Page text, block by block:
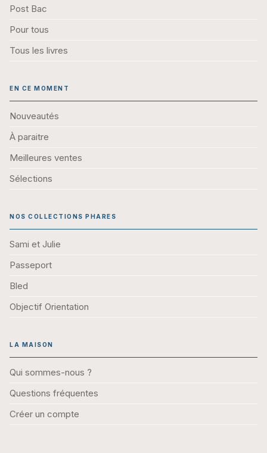
Post Bac
Pour tous
Tous les livres
EN CE MOMENT
Nouveautés
À paraitre
Meilleures ventes
Sélections
NOS COLLECTIONS PHARES
Sami et Julie
Passeport
Bled
Objectif Orientation
LA MAISON
Qui sommes-nous ?
Questions fréquentes
Créer un compte